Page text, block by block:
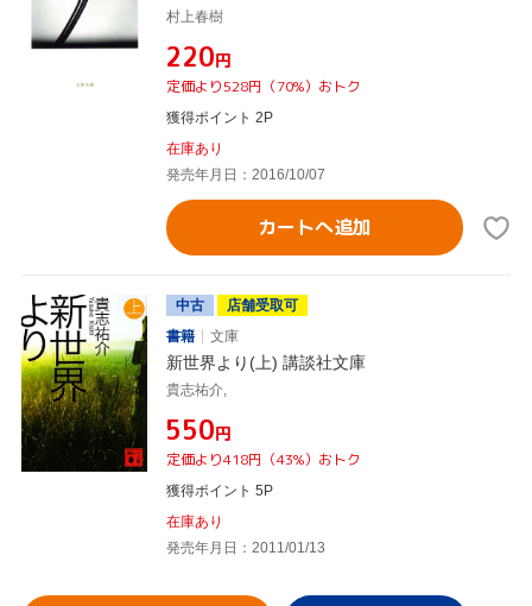
村上春樹
¥220円
定価より528円（70%）おトク
獲得ポイント 2P
在庫あり
発売年月日：2016/10/07
カートへ追加
中古
店舗受取可
書籍
文庫
新世界より(上) 講談社文庫
貴志祐介,
¥550円
定価より418円（43%）おトク
獲得ポイント 5P
在庫あり
発売年月日：2011/01/13